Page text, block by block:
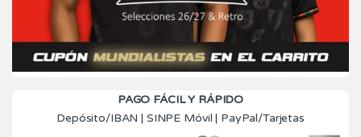
PAGO FÁCIL Y RÁPIDO
Depósito/IBAN | SINPE Móvil | PayPal/Tarjetas